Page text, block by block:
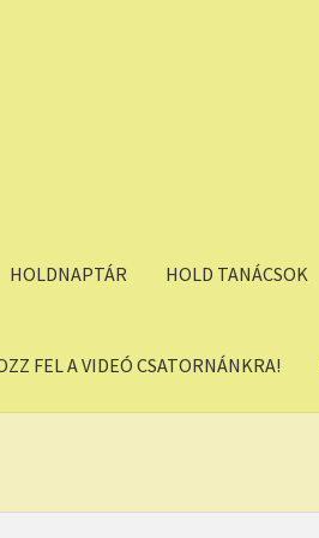
HOLDNAPTÁR HOLD TANÁCSOK
FEL A VIDEÓ CSATORNÁNKRA!